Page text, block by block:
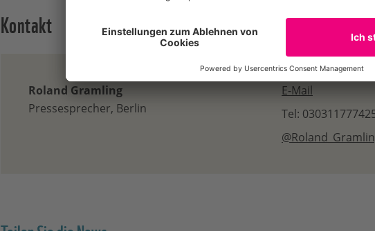
Kontakt
Roland Gramling
Pressesprecher, Berlin
E-Mail
Tel: